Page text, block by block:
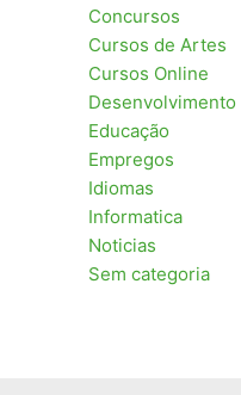
Concursos
Cursos de Artes
Cursos Online
Desenvolvimento
Educação
Empregos
Idiomas
Informatica
Noticias
Sem categoria